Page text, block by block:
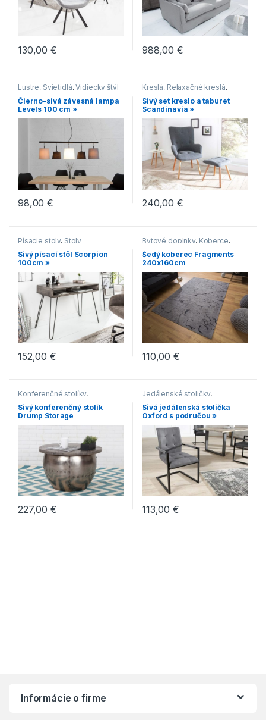
130,00€ 988,00€
Lustre, Svietidlá,Vidiecky štýl
Čierno-sivá závesná lampa
Levels 100 cm »
98,00€
Kreslá, Relaxačné kreslá,
Scandic
Sivý set kreslo a taburet
Scandinavia »
240,00€
Písacie stoly, Stoly
Sivý písací stôl Scorpion
100cm »
152,00€
Bytové doplnky, Koberce,
Novinky
Šedý koberec Fragments
240x160cm
110,00€
Konferenčné stolíky,
Konferenčné stolíky v
industriálnom štýle
konferenčné stolíky,Stoly
Sivý konferenčný stolík
Drump Storage
227,00€
Jedálenské stoličky,
Jedálenské stoličky s
čalúneným sedákom,
Jedálenské stoličky s
kovovou podnožou,
Jedálenské stoličky s
lyžinovým podstavcom,
Jedálenské stoličky v
industriálnom štýle,Stoličky
Sivá jedálenská stolička
Oxford s područou »
113,00€
Informácie o firme